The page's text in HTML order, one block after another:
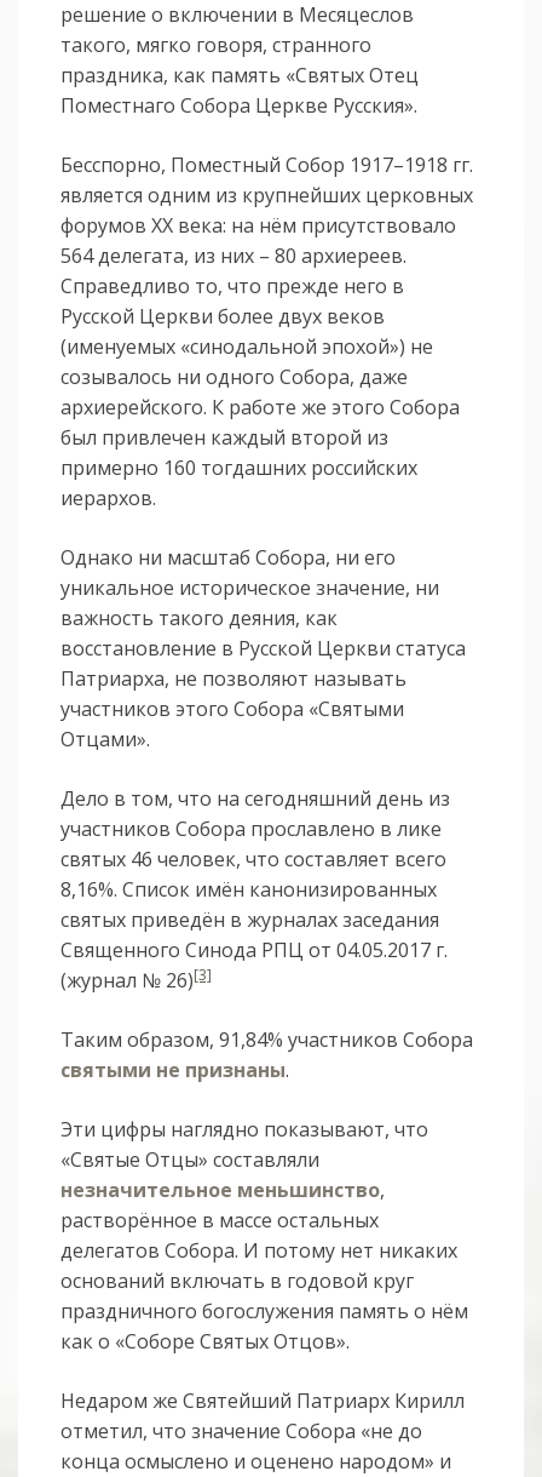
решение о включении в Месяцеслов
такого, мягко говоря, странного
праздника, как память «Святых Отец
Поместнаго Собора Церкве Русския».
Бесспорно, Поместный Собор 1917–1918 гг.
является одним из крупнейших церковных
форумов ХХ века: на нём присутствовало
564 делегата, из них – 80 архиереев.
Справедливо то, что прежде него в
Русской Церкви более двух веков
(именуемых «синодальной эпохой») не
созывалось ни одного Собора, даже
архиерейского. К работе же этого Собора
был привлечен каждый второй из
примерно 160 тогдашних российских
иерархов.
Однако ни масштаб Собора, ни его
уникальное историческое значение, ни
важность такого деяния, как
восстановление в Русской Церкви статуса
Патриарха, не позволяют называть
участников этого Собора «Святыми
Отцами».
Дело в том, что на сегодняшний день из
участников Собора прославлено в лике
святых 46 человек, что составляет всего
8,16%. Список имён канонизированных
святых приведён в журналах заседания
Священного Синода РПЦ от 04.05.2017 г.
(журнал № 26)[3]
Таким образом, 91,84% участников Собора
святыми не признаны.
Эти цифры наглядно показывают, что
«Святые Отцы» составляли
незначительное меньшинство,
растворённое в массе остальных
делегатов Собора. И потому нет никаких
оснований включать в годовой круг
праздничного богослужения память о нём
как о «Соборе Святых Отцов».
Недаром же Святейший Патриарх Кирилл
отметил, что значение Собора «не до
конца осмыслено и оценено народом» и